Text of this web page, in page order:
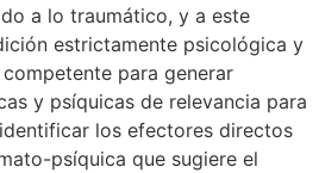
a lo traumático, y a este
estrictamente psicológica y
para generar
y psíquicas de relevancia para
los efectores directos
psíquica que sugiere el